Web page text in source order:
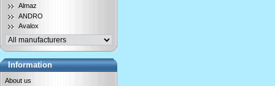
Almaz
ANDRO
Avalox
Information
About us